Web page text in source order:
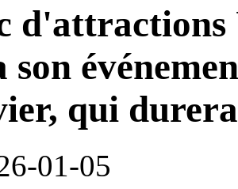
d'attractions
son
qui
01-05